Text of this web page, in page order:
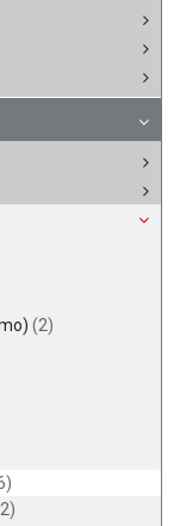
(2)